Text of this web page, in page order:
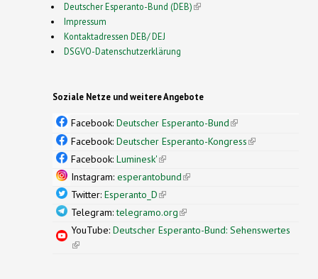
Deutscher Esperanto-Bund (DEB)(link is external)
Impressum
Kontaktadressen DEB/ DEJ
DSGVO-Datenschutzerklärung
Soziale Netze und weitere Angebote
Facebook: Deutscher Esperanto-Bund(link is
external)
Facebook: Deutscher Esperanto-Kongress(link is
Facebook: Luminesk'(link is external)
Instagram: esperantobund(link is external)
Twitter: Esperanto_D(link is external)
Telegram:telegramo.org(link is external)
YouTube: Deutscher Esperanto-Bund: Sehenswertes
(link is external)